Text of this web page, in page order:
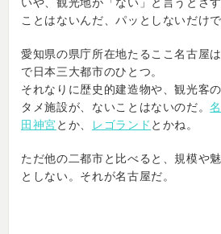
ことはないんだ、パッとしないだけで
愛知県の県庁所在地たるここ名古屋
で日本三大都市のひとつ。
それなりに歴史的建造物や、観光客
タメ施設が、ないことはないのだ。
田神宮とか、 レゴランド とかね。
ただ他の二都市と比べると、規模や
としない。それが名古屋だ。